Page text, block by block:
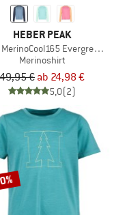
HEBER PEAK
EvergreenHe.
Merinoshirt
49,95 € ab 24,98 €
5,0(2)